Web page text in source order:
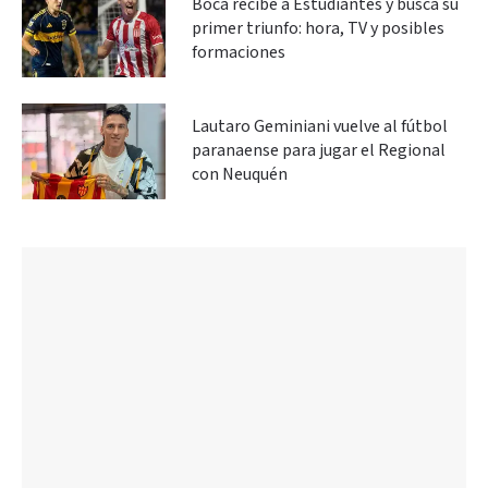
Boca recibe a Estudiantes y busca su
primer triunfo: hora, TV y posibles
formaciones
Lautaro Geminiani vuelve al fútbol
paranaense para jugar el Regional
con Neuquén